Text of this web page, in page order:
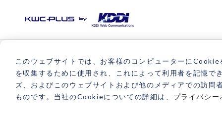
このウェブサイトでは、お客様のコンピューターに
を収集するために使用され、これによって利用者を記憶で
ズ、およびこのウェブサイトおよび他のメディアでの訪
ものです。当社のCookieについての詳細は、 プライバシー
ニュース
NOTICE